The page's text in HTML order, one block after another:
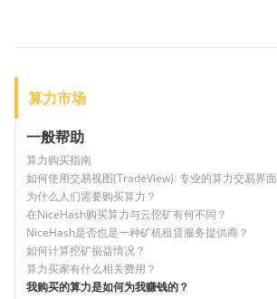
算力市场
一般帮助
算力购买指南
如何使用交易视图(TradeView): 专业的算力交易界面
为什么人们需要购买算力？
在NiceHash购买算力与云挖矿有何不同？
NiceHash是否也是一种矿机租赁服务提供商？
如何计算挖矿损益情况？
算力买家有什么相关费用？
我购买的算力是如何为我赚钱的？